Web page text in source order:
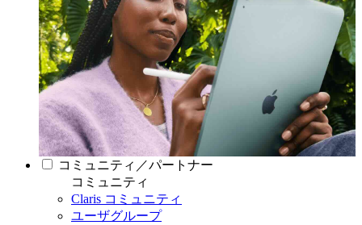
コミュニティ／パートナー
コミュニティ
Claris コミュニティ
ユーザグループ